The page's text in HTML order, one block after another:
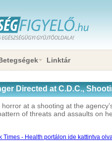
Linktár
Directed at C.D.C.,
at a shooting at the
of threats and assaults on
Times - Health portálon ide kattintva